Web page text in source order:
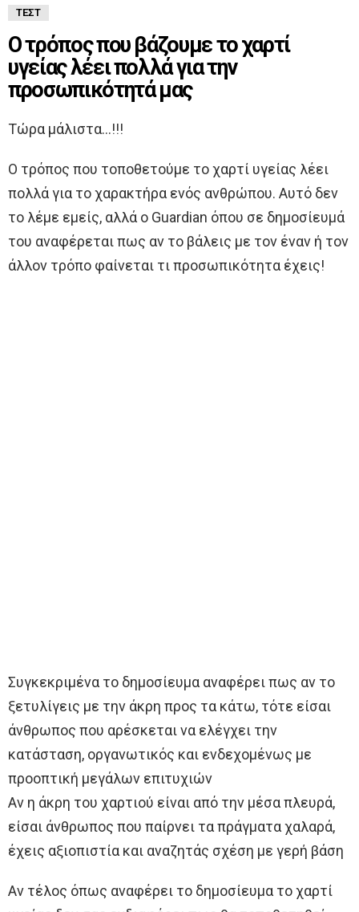
ΤΕΣΤ
Ο τρόπος που βάζουμε το χαρτί
υγείας λέει πολλά για την
προσωπικότητά μας
Τώρα μάλιστα…!!!
O τρόπος που τοποθετούμε το χαρτί υγείας λέει
πολλά για το χαρακτήρα ενός ανθρώπου. Αυτό δεν
το λέμε εμείς, αλλά ο Guardian όπου σε δημοσίευμά
του αναφέρεται πως αν το βάλεις με τον έναν ή τον
άλλον τρόπο φαίνεται τι προσωπικότητα έχεις!
Συγκεκριμένα το δημοσίευμα αναφέρει πως αν το
ξετυλίγεις με την άκρη προς τα κάτω, τότε είσαι
άνθρωπος που αρέσκεται να ελέγχει την
κατάσταση, οργανωτικός και ενδεχομένως με
προοπτική μεγάλων επιτυχιών
Αν η άκρη του χαρτιού είναι από την μέσα πλευρά,
είσαι άνθρωπος που παίρνει τα πράγματα χαλαρά,
έχεις αξιοπιστία και αναζητάς σχέση με γερή βάση
Αν τέλος όπως αναφέρει το δημοσίευμα το χαρτί